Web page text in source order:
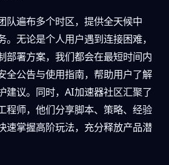
队遍布多个时区，提供全天候中
无论是个人用户遇到连接困难，
部署方案，我们都会在最短时间内
全公告与使用指南，帮助用户了解
建议。同时，AI加速器社区汇聚了
程师，他们分享脚本、策略、经验
速掌握高阶玩法，充分释放产品潜